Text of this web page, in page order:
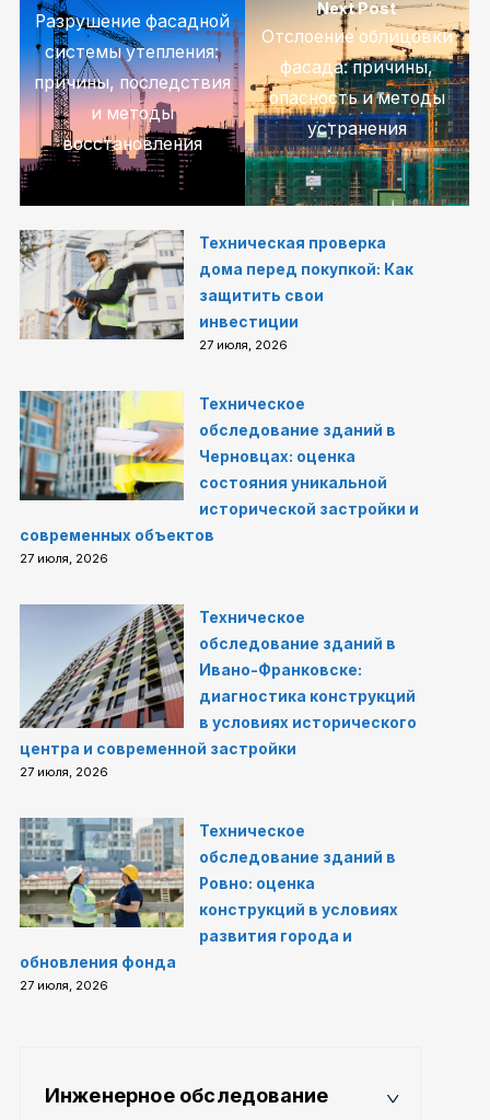
Разрушение фасадной
системы утепления:
причины, последствия
и методы
восстановления
Next Post
Отслоение облицовки
фасада: причины,
опасность и методы
устранения
Техническая проверка
дома перед покупкой: Как
защитить свои
инвестиции
27 июля, 2026
Техническое
обследование зданий в
Черновцах: оценка
состояния уникальной
исторической застройки и
современных объектов
27 июля, 2026
Техническое
обследование зданий в
Ивано-Франковске:
диагностика конструкций
в условиях исторического
центра и современной застройки
27 июля, 2026
Техническое
обследование зданий в
Ровно: оценка
конструкций в условиях
развития города и
обновления фонда
27 июля, 2026
Инженерное обследование